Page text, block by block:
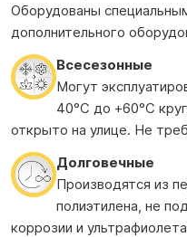
Оборудованы
дополнительного
Всесезонные
Могут
40°С до +60°С
открыто на улице. Не
Долговечные
Производятся из
полиэтилена, не
коррозии и